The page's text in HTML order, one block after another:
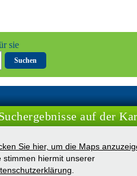
sie
Suchen
auf der
Sie hier, um die Maps
stimmen hiermit unserer